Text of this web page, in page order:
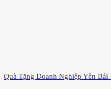
Quà Tặng Doanh Nghiệp Yên Bái